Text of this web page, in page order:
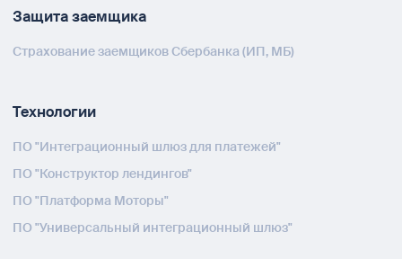
Защита заемщика
Страхование заемщиков Сбербанка (ИП, МБ)
Технологии
ПО "Интеграционный шлюз для платежей"
ПО "Конструктор лендингов"
ПО "Платформа Моторы"
ПО "Универсальный интеграционный шлюз"